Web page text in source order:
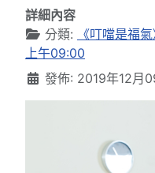
詳細內容
分類:
《叮噹是福
上午09:00
發佈: 2019年12月